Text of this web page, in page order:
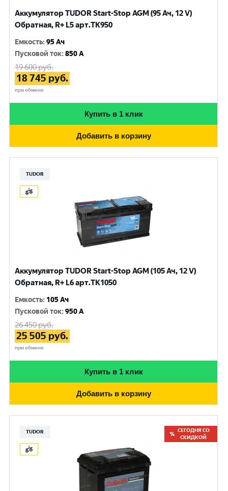
Аккумулятор TUDOR Start-Stop AGM (95 Ач, 12 V)
Обратная, R+ L5 арт.TK950
Емкость:95 Ач
Пусковой ток:850 A
19 600руб.
18 745 руб.
при обмене
Купить в 1 клик
Добавить в корзину
TUDOR
Аккумулятор TUDOR Start-Stop AGM (105 Ач, 12 V)
Обратная, R+ L6 арт.TK1050
Емкость: 105 Ач
Пусковой ток:950 A
26 450руб.
25 505 руб.
при обмене
Купить в 1 клик
Добавить в корзину
TUDOR
СЕГОДНЯ СО
СКИДКОЙ